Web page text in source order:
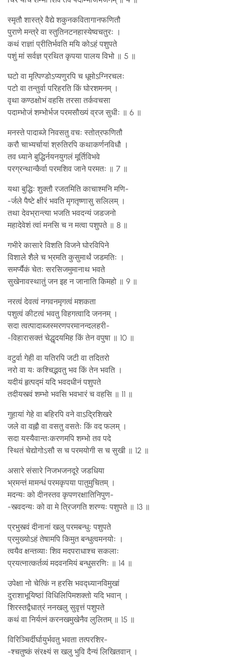
स्मृतौ शास्त्रे वैद्ये शकुनकवितागानफणितौ
पुराणे मन्त्रे वा स्तुतिनटनहास्येष्वचतुरः ।
कथं राज्ञां प्रीतिर्भवति मयि कोऽहं पशुपते
पशुं मां सर्वज्ञ प्रथित कृपया पालय विभो ॥ 5 ॥
घटो वा मृत्पिण्डोऽप्यणुरपि च धूमोऽग्निरचलः
पटो वा तन्तुर्वा परिहरति किं घोरशमनम् ।
वृथा कण्ठक्षोभं वहसि तरसा तर्कवचसा
पदाम्भोजं शम्भोर्भज परमसौख्यं व्रज सुधीः ॥ 6 ॥
मनस्ते पादाब्जे निवसतु वचः स्तोत्रफणितौ
करौ चाभ्यर्चायां श्रुतिरपि कथाकर्णनविधौ ।
तव ध्याने बुद्धिर्नयनयुगलं मूर्तिविभवे
परग्रन्थान्कैर्वा परमशिव जाने परमतः ॥ 7 ॥
यथा बुद्धिः शुक्तौ रजतमिति काचाश्मनि मणि-
-र्जले पैष्टे क्षीरं भवति मृगतृष्णासु सलिलम् ।
तथा देवभ्रान्त्या भजति भवदन्यं जडजनो
महादेवेशं त्वां मनसि च न मत्वा पशुपते ॥ 8 ॥
गभीरे कासारे विशति विजने घोरविपिने
विशाले शैले च भ्रमति कुसुमार्थं जडमतिः ।
समर्प्यैकं चेतः सरसिजमुमानाथ भवते
सुखेनावस्थातुं जन इह न जानाति किमहो ॥ 9 ॥
नरत्वं देवत्वं नगवनमृगत्वं मशकता
पशुत्वं कीटत्वं भवतु विहगत्वादि जननम् ।
सदा त्वत्पादाब्जस्मरणपरमानन्दलहरी-
-विहारासक्तं चेद्धृदयमिह किं तेन वपुषा ॥ 10 ॥
वटुर्वा गेही वा यतिरपि जटी वा तदितरो
नरो वा यः कश्चिद्भवतु भव किं तेन भवति ।
यदीयं हृत्पद्मं यदि भवदधीनं पशुपते
तदीयस्त्वं शम्भो भवसि भवभारं च वहसि ॥ 11 ॥
गुहायां गेहे वा बहिरपि वने वाऽद्रिशिखरे
जले वा वह्नौ वा वसतु वसतेः किं वद फलम् ।
सदा यस्यैवान्तःकरणमपि शम्भो तव पदे
स्थितं चेद्योगोऽसौ स च परमयोगी स च सुखी ॥ 12 ॥
असारे संसारे निजभजनदूरे जडधिया
भ्रमन्तं मामन्धं परमकृपया पातुमुचितम् ।
मदन्यः को दीनस्तव कृपणरक्षातिनिपुण-
-स्त्वदन्यः को वा मे त्रिजगति शरण्यः पशुपते ॥ 13 ॥
प्रभुस्त्वं दीनानां खलु परमबन्धुः पशुपते
प्रमुख्योऽहं तेषामपि किमुत बन्धुत्वमनयोः ।
त्वयैव क्षन्तव्याः शिव मदपराधाश्च सकलाः
प्रयत्नात्कर्तव्यं मदवनमियं बन्धुसरणिः ॥ 14 ॥
उपेक्षा नो चेत्किं न हरसि भवद्ध्यानविमुखां
दुराशाभूयिष्ठां विधिलिपिमशक्तो यदि भवान् ।
शिरस्तद्वैधात्रं ननखलु सुवृत्तं पशुपते
कथं वा निर्यत्नं करनखमुखेनैव लुलितम् ॥ 15 ॥
विरिञ्चिर्दीर्घायुर्भवतु भवता तत्परशिर-
-श्चतुष्कं संरक्ष्यं स खलु भुवि दैन्यं लिखितवान् ।